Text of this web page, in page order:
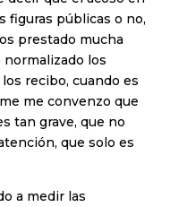
figuras públicas o no,
prestado mucha
los
recibo, cuando es
me convenzo que
tan grave, que no
que solo es
a medir las